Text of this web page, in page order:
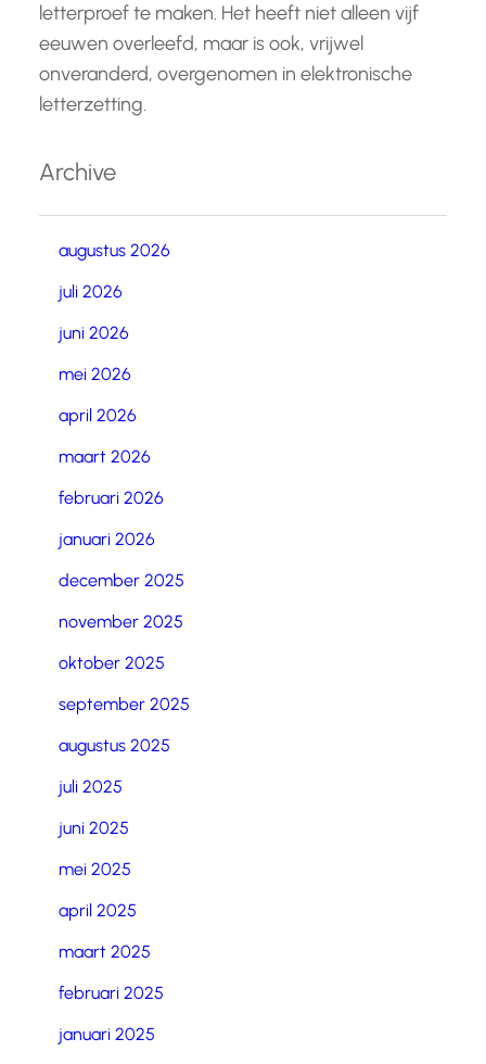
letterproef te maken. Het heeft niet alleen vijf
eeuwen overleefd, maar is ook, vrijwel
onveranderd, overgenomen in elektronische
letterzetting.
Archive
augustus 2026
juli 2026
juni 2026
mei 2026
april 2026
maart 2026
februari 2026
januari 2026
december 2025
november 2025
oktober 2025
september 2025
augustus 2025
juli 2025
juni 2025
mei 2025
april 2025
maart 2025
februari 2025
januari 2025